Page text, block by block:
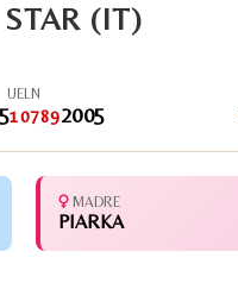
(IT)
UELN
107892005
MADRE
PIARKA